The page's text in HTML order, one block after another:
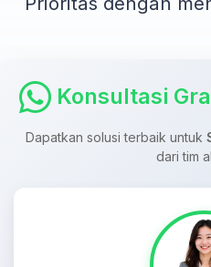
Konsultasi
Dapatkan solusi terbaik untuk
dari tim